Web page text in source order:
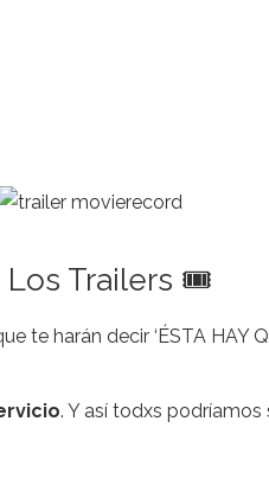
Trailers 🎟️
te harán decir ‘ÉSTA HAY
. Y así todxs